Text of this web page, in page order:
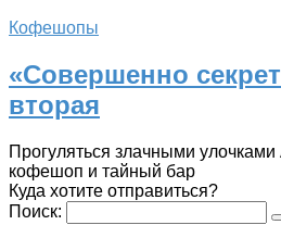
Кофешопы
«Совершенно
вторая
Прогуляться злачными
кофешоп и тайный бар
Куда хотите отправиться?
Поиск: